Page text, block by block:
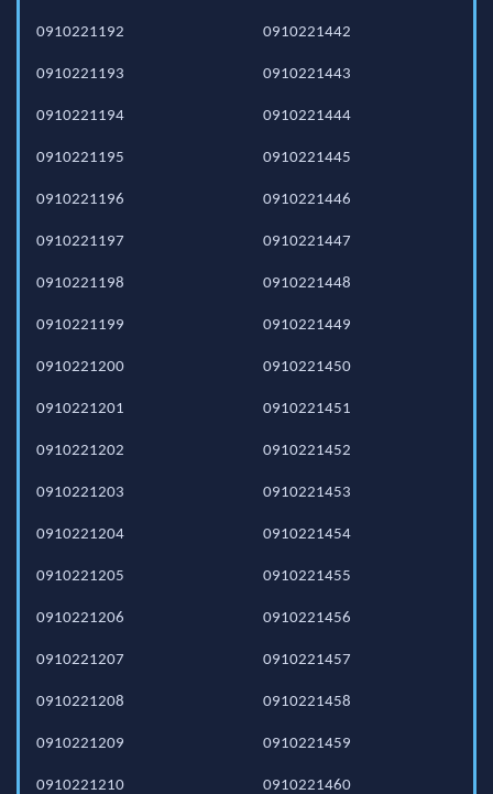
0910221192
0910221193
0910221194
0910221195
0910221196
0910221197
0910221198
0910221199
0910221200
0910221201
0910221202
0910221203
0910221204
0910221205
0910221206
0910221207
0910221208
0910221209
0910221210
0910221442
0910221443
0910221444
0910221445
0910221446
0910221447
0910221448
0910221449
0910221450
0910221451
0910221452
0910221453
0910221454
0910221455
0910221456
0910221457
0910221458
0910221459
0910221460